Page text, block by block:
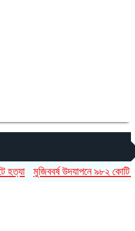
মুজিববর্ষ উদযাপনে ৯৮২ কোটি ৯১ লাখ